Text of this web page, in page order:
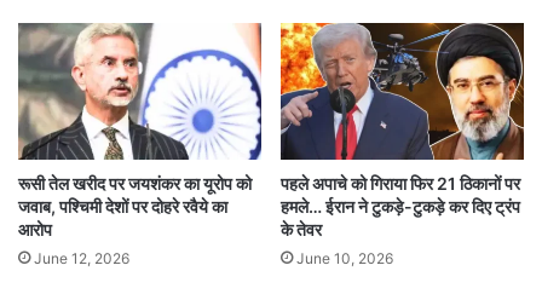
है, जिसकी मौत ने लोगों को झकझोर कर रख दिया है।
स्थिति की गंभीरता को देखते हुए देश की प्रमुख स्वास्थ्य
और अनुसंधान संस्थाओं की टीमें इंदौर में जांच के लिए तैनात
की गई हैं। कोलकाता स्थित नेशनल इंस्टीट्यूट ऑफ
बैक्टीरियोलॉजी, स्टेट इंटीग्रेटेड डिजीज सर्विलांस प्रोग्राम
रूसी तेल खरीद पर जयशंकर का यूरोप को
जवाब, पश्चिमी देशों पर दोहरे रवैये का
आरोप
June 12, 2026
पहले अपाचे को गिराया फिर 21 ठिकानों पर
हमले… ईरान ने टुकड़े-टुकड़े कर दिए ट्रंप
के तेवर
June 10, 2026